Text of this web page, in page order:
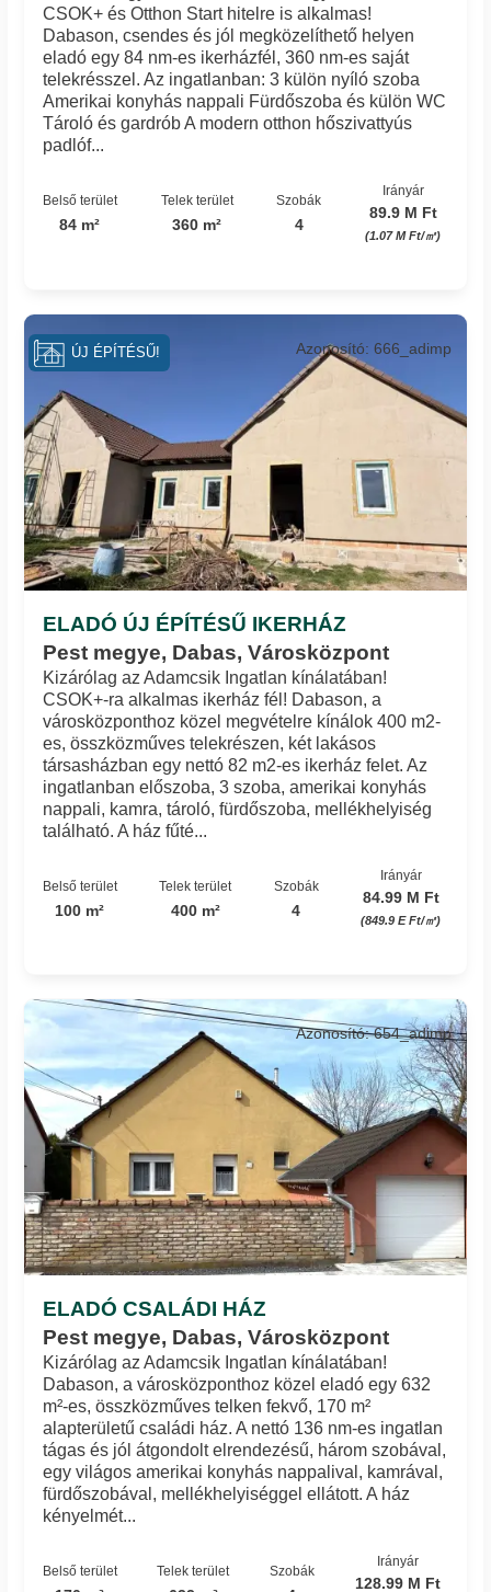
CSOK+ és Otthon Start hitelre is alkalmas!
Dabason, csendes és jól megközelíthető helyen
eladó egy 84 nm-es ikerházfél, 360 nm-es saját
telekrésszel. Az ingatlanban: 3 külön nyíló szoba
Amerikai konyhás nappali Fürdőszoba és külön WC
Tároló és gardrób A modern otthon hőszivattyús
padlóf...
Belső terület
84 m²
Telek terület
360 m²
Szobák
4
Irányár
89.9 M Ft
(1.07 M Ft/㎡)
ELADÓ ÚJ ÉPÍTÉSŰ IKERHÁZ
Pest megye, Dabas, Városközpont
Azonosító: 666_adimp
Kizárólag az Adamcsik Ingatlan kínálatában!
CSOK+-ra alkalmas ikerház fél! Dabason, a
városközponthoz közel megvételre kínálok 400 m2-
es, összközműves telekrészen, két lakásos
társasházban egy nettó 82 m2-es ikerház felet. Az
ingatlanban előszoba, 3 szoba, amerikai konyhás
nappali, kamra, tároló, fürdőszoba, mellékhelyiség
található. A ház fűté...
Belső terület
100 m²
Telek terület
400 m²
Szobák
4
Irányár
84.99 M Ft
(849.9 E Ft/㎡)
ÚJ ÉPÍTÉSŰ!
ELADÓ CSALÁDI HÁZ
Pest megye, Dabas, Városközpont
Azonosító: 654_adimp
Kizárólag az Adamcsik Ingatlan kínálatában!
Dabason, a városközponthoz közel eladó egy 632
m²-es, összközműves telken fekvő, 170 m²
alapterületű családi ház. A nettó 136 nm-es ingatlan
tágas és jól átgondolt elrendezésű, három szobával,
egy világos amerikai konyhás nappalival, kamrával,
fürdőszobával, mellékhelyiséggel ellátott. A ház
kényelmét...
Belső terület Telek terület Szobák
Irányár
128.99 M Ft